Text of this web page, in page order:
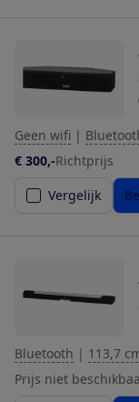
Geen wifi |
€ 300,-Richtprijs
Vergelijk
Bluetooth | 113,7
Prijs niet